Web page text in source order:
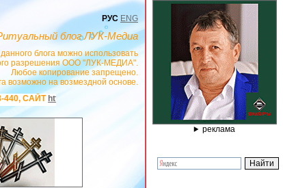
РУС ENG
блог ЛУК-Медиа
блога можно использовать
разрешения ООО "ЛУК-МЕДИА".
Любое копирование запрещено.
возможно на возмездной основе.
stanok-graver.ru - РЕКЛАМОДАТЕЛЬ ИП Павленко С.В. ИНН:
реклама